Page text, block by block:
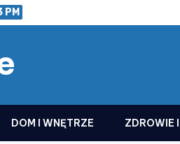
PM
DOM I WNĘTRZE ZDROWIE